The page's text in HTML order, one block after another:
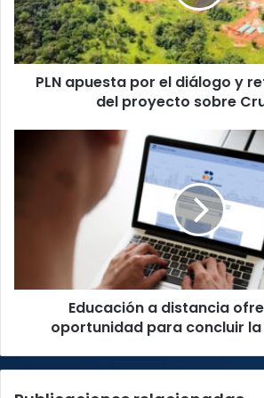
y
retira
mociones
del
proyecto
PLN apuesta por el diálogo y
del proyecto sobre
oportunidad
la
secundariaEducación a distancia
oportunidad para concluir